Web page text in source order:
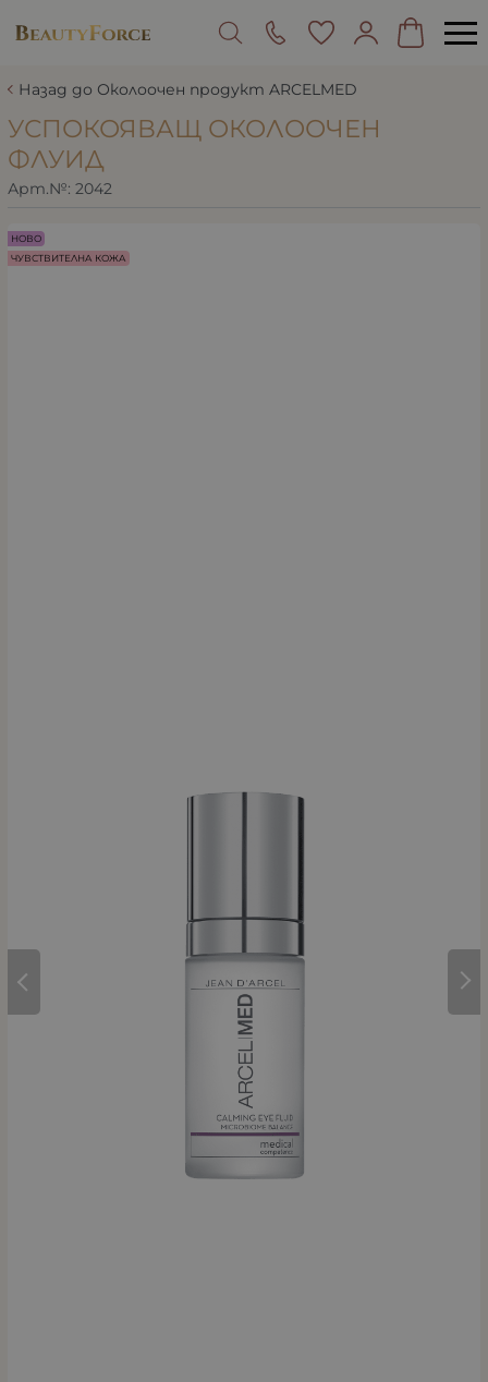
Назад до Околоочен продукт ARCELMED
УСПОКОЯВАЩ ОКОЛООЧЕН
ФЛУИД
Арт.№: 2042
НОВО
ЧУВСТВИТЕЛНА КОЖА